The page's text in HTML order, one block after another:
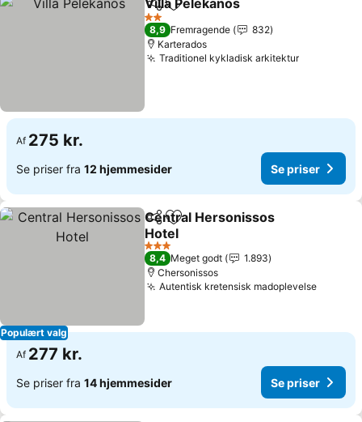
Del Føj til favoritter
Villa Pelekanos
2 Stjerner
8,9 Fremragende
832
Karterados
Traditionel kykladisk arkitektur
Af 275 kr.
Se priser fra 12 hjemmesider Se priser
Populært valg
Del Føj til favoritter
Central Hersonissos
Hotel
3 Stjerner
8,4 Meget godt
1.893
Chersonissos
Autentisk kretensisk madoplevelse
Af 277 kr.
Se priser fra 14 hjemmesider Se priser